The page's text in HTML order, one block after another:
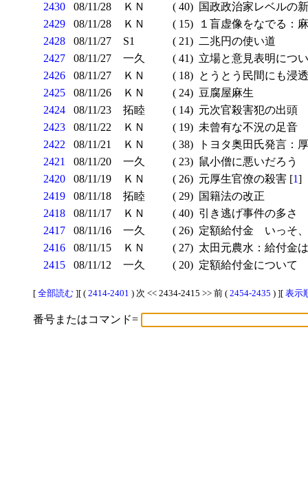
2430
08/11/28 ＫＮ ( 40) 国政政治家レベルの
2429
08/11/28 ＫＮ ( 15)
１盲虚像をなでる：
2428
08/11/27 S1 ( 21) 二兆円の使い道
2427
08/11/27 一久 ( 41) 立場と意見表明に
2426
08/11/27 ＫＮ ( 18) とうとう民間にも浸
2425
08/11/26 ＫＮ ( 24) 豆腐屋麻生
2424
08/11/23 拓睦 ( 14) 元次官殺害犯の出頭
2423
08/11/22 ＫＮ ( 19) 未曾有な不況の足音
2422
08/11/21 ＫＮ ( 38)
トヨタ奥田氏発言：
2421
08/11/20 一久 ( 23) 鼠小僧に悪いだろう
2420
08/11/19 ＫＮ ( 26) 元厚生官僚の殺害 [1]
2419
08/11/18 拓睦 ( 29) 国籍法の改正
2418
08/11/17 ＫＮ ( 40) 引き逃げ事件の多さ
2417
08/11/16 一久 ( 26) 定額給付金 いっそ
2416
08/11/15 ＫＮ ( 27) 太田元農水：給付金
2415
08/11/12 一久 ( 20) 定額給付金について
[ 全部読む ][ ( 2414-2401 ) 次 << 2434-2415 >> 前 ( 2454-2435 ) ][ 表示
番号またはコマンド=